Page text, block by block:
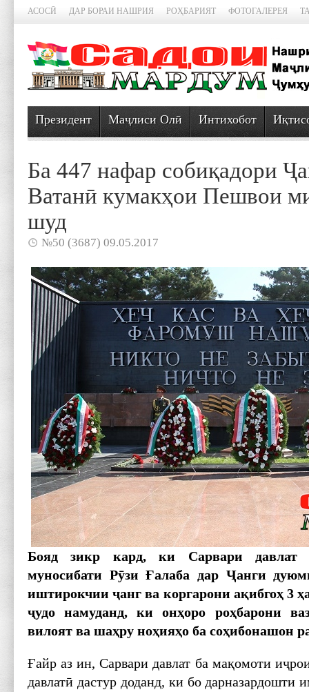
АСОСӢ ДАР БОРАИ НАШРИЯ РОҲБАРИЯТ ФОТОГАЛЕРЕЯ
Президент Маҷлиси Олӣ Интихобот
Ба 447 нафар собиқадори
Ватанӣ кумакҳои Пешвои
шуд
№50 (3687) 09.05.2017
Бояд зикр кард, ки Сарвари
муносибати Рӯзи Ғалаба дар Ҷанги
иштирокчии ҷанг ва коргарони ақибгоҳ 3
ҷудо намуданд, ки онҳоро роҳбарони
вилоят ва шаҳру ноҳияҳо ба соҳибонашон
Ғайр аз ин, Сарвари давлат ба мақомоти
давлатӣ дастур доданд, ки бо дарназардошти